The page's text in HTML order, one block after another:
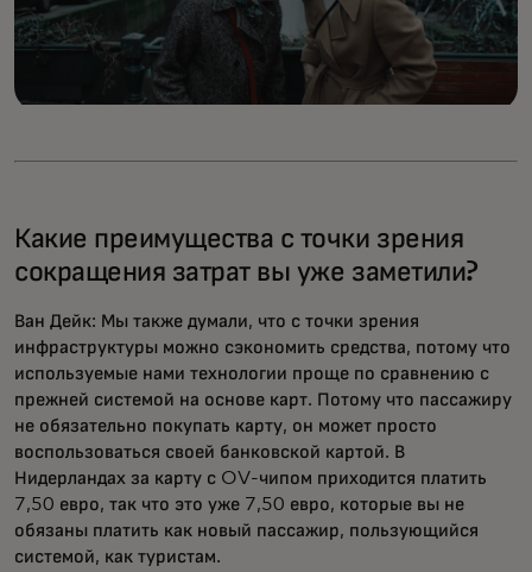
Какие преимущества с точки зрения
сокращения затрат вы уже заметили?
Ван Дейк: Мы также думали, что с точки зрения
инфраструктуры можно сэкономить средства, потому что
используемые нами технологии проще по сравнению с
прежней системой на основе карт. Потому что пассажиру
не обязательно покупать карту, он может просто
воспользоваться своей банковской картой. В
Нидерландах за карту с OV-чипом приходится платить
7,50 евро, так что это уже 7,50 евро, которые вы не
обязаны платить как новый пассажир, пользующийся
системой, как туристам.